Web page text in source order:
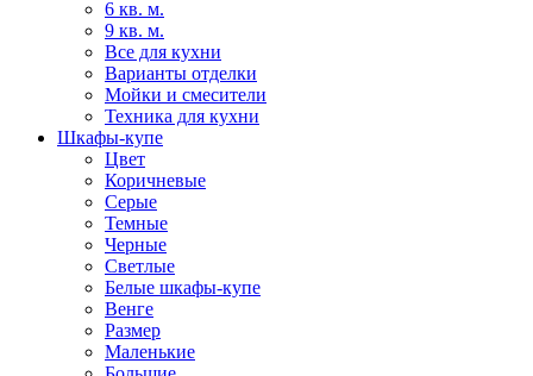
6 кв. м.
9 кв. м.
Все для кухни
Варианты отделки
Мойки и смесители
Техника для кухни
Шкафы-купе
Цвет
Коричневые
Серые
Темные
Черные
Светлые
Белые шкафы-купе
Венге
Размер
Маленькие